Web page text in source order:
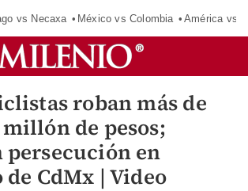
vs Necaxa México vs Colombia América vs
roban más de
de pesos;
persecución en
CdMx | Video